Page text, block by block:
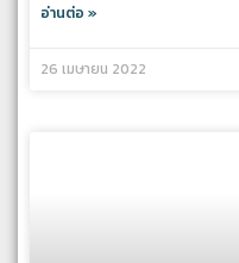
อ่านต่อ »
26 เมษายน 2022